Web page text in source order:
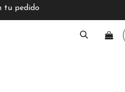
tu pedido